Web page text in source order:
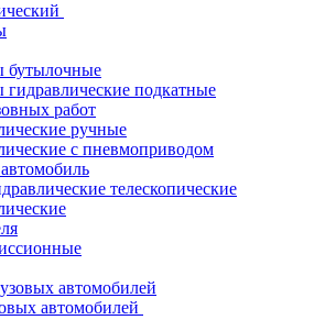
бутылочные
гидравлические подкатные
работ
ручные
с пневмоприводом
телескопические
автомобилей